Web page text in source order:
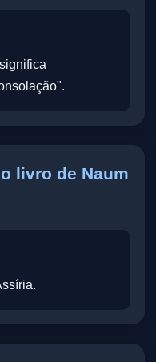
livro de Naum